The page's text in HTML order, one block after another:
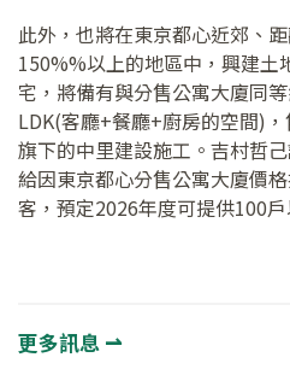
此外，也將在東京都心近郊、
150%%以上的地區中，興建土
宅，將備有與分售公寓大廈同
LDK(客廳+餐廳+廚房的空間)
旗下的中里建設施工。吉村哲
給因東京都心分售公寓大廈價
客，預定2026年度可提供100
更多訊息 ⇀